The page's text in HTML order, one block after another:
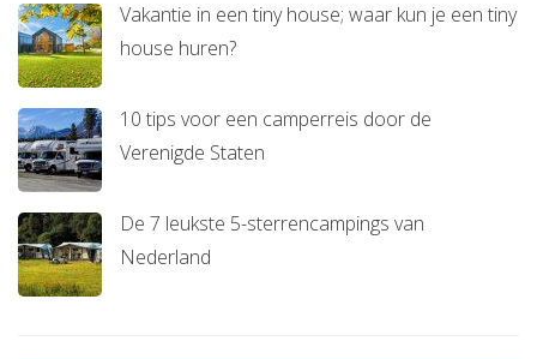
Vakantie in een tiny house; waar kun je een tiny
house huren?
10 tips voor een camperreis door de
Verenigde Staten
De 7 leukste 5-sterrencampings van
Nederland